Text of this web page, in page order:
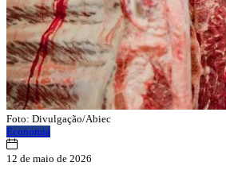
Foto: Divulgação/Abiec
Economia
12 de maio de 2026